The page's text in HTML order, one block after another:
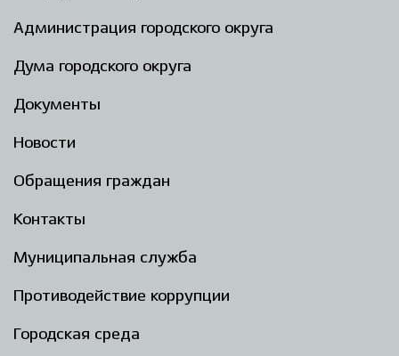
Администрация городского округа
Дума городского округа
Документы
Новости
Обращения граждан
Контакты
Муниципальная служба
Противодействие коррупции
Городская среда